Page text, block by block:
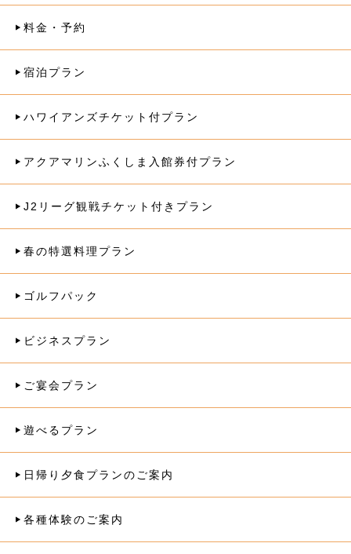
料金・予約
宿泊プラン
ハワイアンズチケット付プラン
アクアマリンふくしま入館券付プラン
J2リーグ観戦チケット付きプラン
春の特選料理プラン
ゴルフパック
ビジネスプラン
ご宴会プラン
遊べるプラン
日帰り夕食プランのご案内
各種体験のご案内